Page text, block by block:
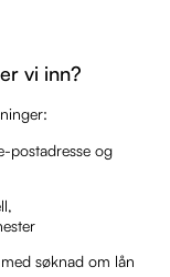
vi inn?
postadresse og
søknad om lån